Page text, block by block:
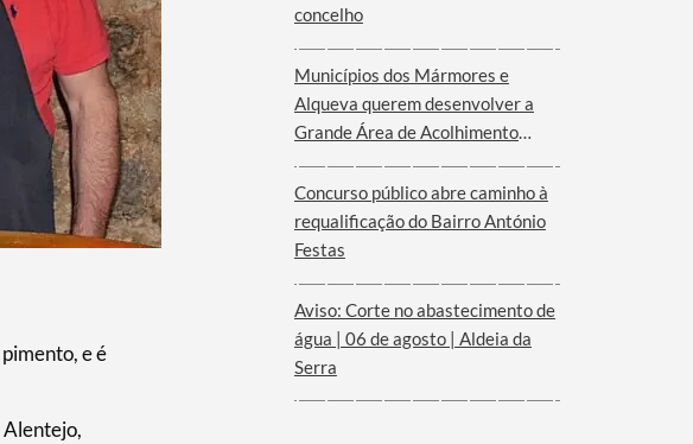
e é
Alentejo,
concelho
Municípios dos Mármores e
Alqueva querem desenvolver a
Grande Área de Acolhimento
Governo para o Interior do
Alentejo
Concurso público abre caminho à
requalificação do Bairro António
Festas
Aviso: Corte no abastecimento de
água | 06 de agosto | Aldeia da
Serra